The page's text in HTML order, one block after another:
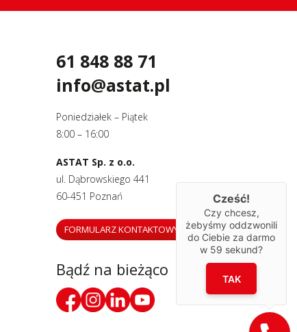
61 848 88 71
info@astat.pl
Poniedziałek – Piątek
8:00 – 16:00
ASTAT Sp. z o.o.
ul. Dąbrowskiego 441
60-451 Poznań
FORMULARZ KONTAKTOWY
Bądź na bieżąco
Cześć!
Czy chcesz,
żebyśmy oddzwonili
do Ciebie za darmo
w 59 sekund?
TAK